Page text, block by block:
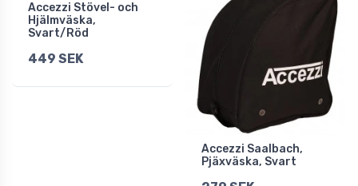
Accezzi Stövel- och
Hjälmväska,
Svart/Röd
449 SEK
Accezzi Saalbach,
Pjäxväska, Svart